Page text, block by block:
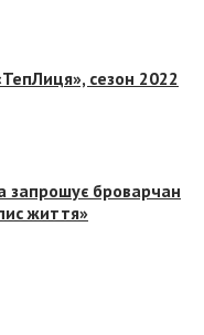
сезон 2022
запрошує броварчан
життя»